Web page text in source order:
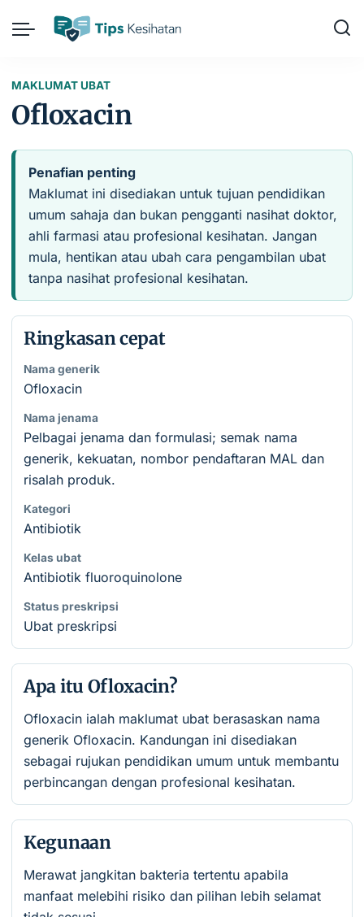
MAKLUMAT UBAT
Ofloxacin
Penafian penting
Maklumat ini disediakan untuk tujuan pendidikan
umum sahaja dan bukan pengganti nasihat doktor,
ahli farmasi atau profesional kesihatan. Jangan
mula, hentikan atau ubah cara pengambilan ubat
tanpa nasihat profesional kesihatan.
Ringkasan cepat
Nama generik
Ofloxacin
Nama jenama
Pelbagai jenama dan formulasi; semak nama
generik, kekuatan, nombor pendaftaran MAL dan
risalah produk.
Kategori
Antibiotik
Kelas ubat
Antibiotik fluoroquinolone
Status preskripsi
Ubat preskripsi
Apa itu Ofloxacin?
Ofloxacin ialah maklumat ubat berasaskan nama
generik Ofloxacin. Kandungan ini disediakan
sebagai rujukan pendidikan umum untuk membantu
perbincangan dengan profesional kesihatan.
Kegunaan
Merawat jangkitan bakteria tertentu apabila
manfaat melebihi risiko dan pilihan lebih selamat